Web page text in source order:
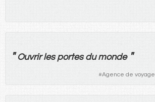
" Ouvrir les portes du monde "
#Agence de voyage